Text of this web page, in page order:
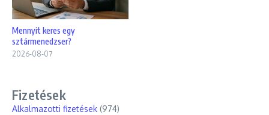
Mennyit keres egy
sztármenedzser?
2026-08-07
Fizetések
Alkalmazotti fizetések (974)